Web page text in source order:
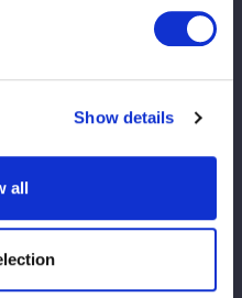
Show details
all
1月25日(日)
10:00
のカードブランドが
払いのみとなります。
ています。詳細は、以下のリ